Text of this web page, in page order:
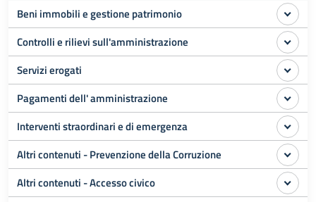
Beni immobili e gestione patrimonio
Controlli e rilievi sull'amministrazione
Servizi erogati
Pagamenti dell' amministrazione
Interventi straordinari e di emergenza
Altri contenuti - Prevenzione della Corruzione
Altri contenuti - Accesso civico